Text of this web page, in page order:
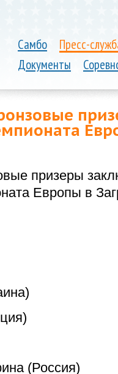
Самбо
Пресс-
Документы
призеры
Европы в
(Россия)